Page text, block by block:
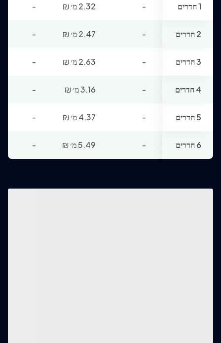
1 חדרים - 2.32 מ׳ ₪
-
2 חדרים - 2.47 מ׳ ₪
-
3 חדרים - 2.63 מ׳ ₪
-
4 חדרים - 3.16 מ׳ ₪
-
5 חדרים - 4.37 מ׳ ₪
-
6 חדרים - 5.49 מ׳ ₪
-